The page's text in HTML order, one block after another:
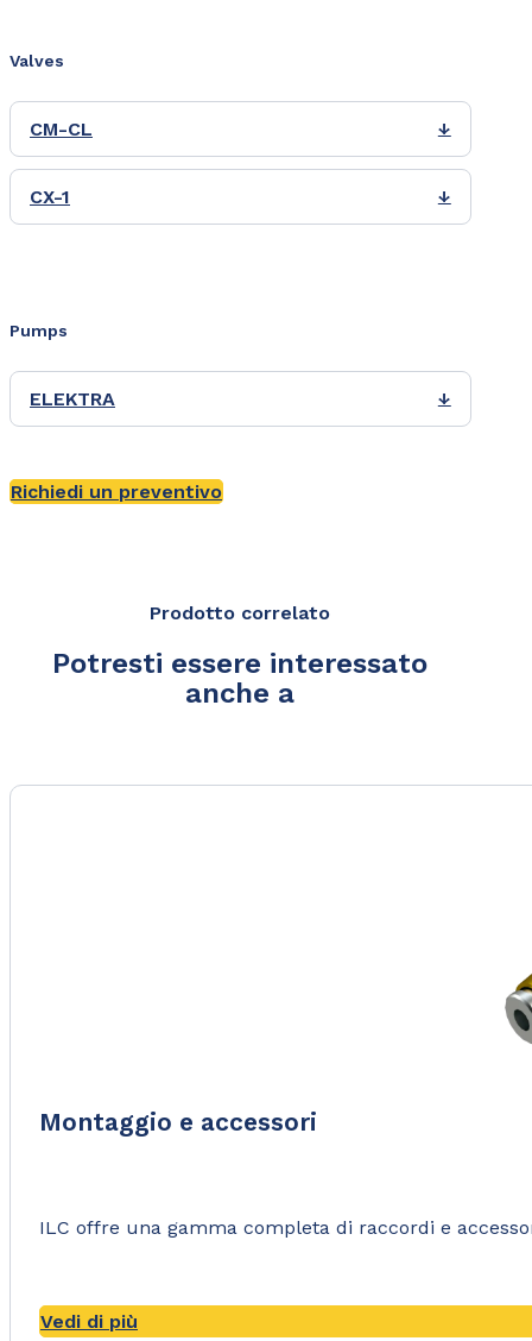
Valves
CM-CL ↓
CX-1 ↓
Pumps
ELEKTRA ↓
Richiedi un preventivo
Prodotto correlato
Potresti essere interessato
anche a
Montaggio e accessori
ILC offre una gamma completa di raccordi e
Vedi di più